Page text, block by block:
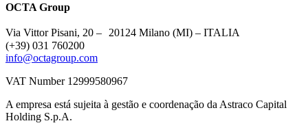
OCTA Group
Via Vittor Pisani, 20 – 20124 Milano (MI) – ITALIA
(+39) 031 760200
info@octagroup.com
VAT Number 12999580967
A empresa está sujeita à gestão e coordenação da Astraco Capital
Holding S.p.A.